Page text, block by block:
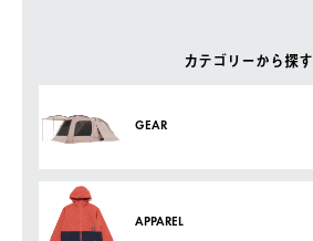
カテゴリーから探す
GEAR
APPAREL